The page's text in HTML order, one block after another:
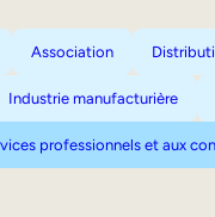
Association
Industrie manufacturière
professionnels et aux